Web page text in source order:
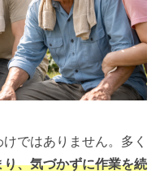
ではありません。多く
、気づかずに作業を続